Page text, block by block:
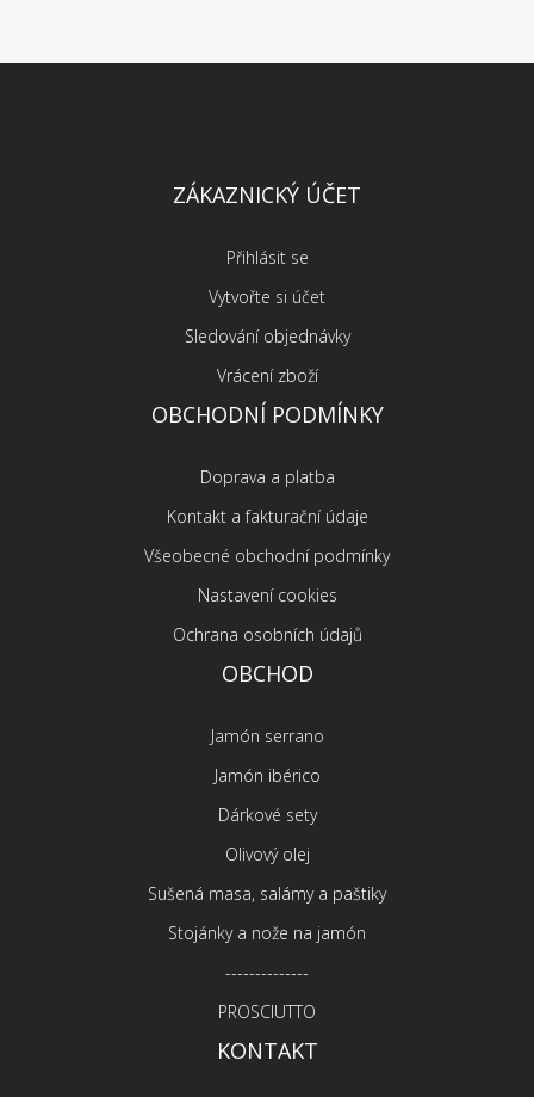
ZÁKAZNICKÝ ÚČET
Přihlásit se
Vytvořte si účet
Sledování objednávky
Vrácení zboží
OBCHODNÍ PODMÍNKY
Doprava a platba
Kontakt a fakturační údaje
Všeobecné obchodní podmínky
Nastavení cookies
Ochrana osobních údajů
OBCHOD
Jamón serrano
Jamón ibérico
Dárkové sety
Olivový olej
Sušená masa, salámy a paštiky
Stojánky a nože na jamón
--------------
PROSCIUTTO
KONTAKT